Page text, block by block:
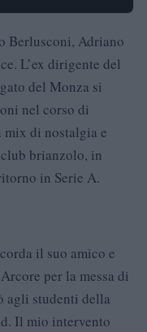
Berlusconi, Adriano
L’ex dirigente del
del Monza si
nel corso di
mix di nostalgia e
brianzolo, in
in Serie A.
il suo amico e
per la messa di
agli studenti della
Il mio intervento